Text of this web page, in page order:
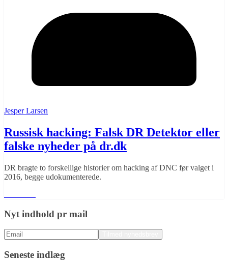
Jesper Larsen
Russisk hacking: Falsk DR Detektor eller
falske nyheder på dr.dk
DR bragte to forskellige historier om hacking af DNC før valget i
2016, begge udokumenterede.
Nyt indhold pr mail
Seneste indlæg